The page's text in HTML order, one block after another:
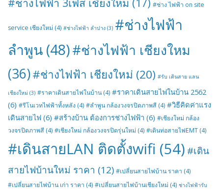
#ช่างไฟฟ้า 3เฟส เชียงใหม่ (17) #ช่าง ไฟฟ้า on site
service เชียงใหม่ (4) #ช่างไฟฟ้า ลำปาง (3) #ช่างไฟฟ้า
ลำพูน (48)#ช่างไฟฟ้า เชียงใหม
(36)#ช่างไฟฟ้า เชียงใหม่ (20) #รับ เดินสาย แลน
เชียงใหม่ (3) #ราคาเดินสายไฟในบ้าน (4) #ราคาเดินสายไฟในบ้าน 2562
(6) #รีโนเวทไฟฟ้าทั้งหลัง (4) #ลำพูน กล้องวงจรปิดภาพสี (4) #วิธีคิดค่าแรง
เดินสายไฟ (6) #สร้างบ้าน ต้องการช่างไฟฟ้า (6) #เชียงใหม่ กล้อง
วงจรปิดภาพสี (4) #เชียงใหม่ กล้องวงจรปิดรุ่นใหม่ (4) #เดินท่อสายไฟEMT (4)
#เดินสายLAN ติดตั้งwifi (54) #เดิน
สายไฟบ้านใหม่ ราคา (12) #เปลี่ยนสายไฟบ้าน ราคา (4)
#เปลี่ยนสายไฟบ้าน เก่า ราคา (4) #เปลี่ยนสายไฟบ้านเชียงใหม่ (4) ช่างไฟฟ้ารับ